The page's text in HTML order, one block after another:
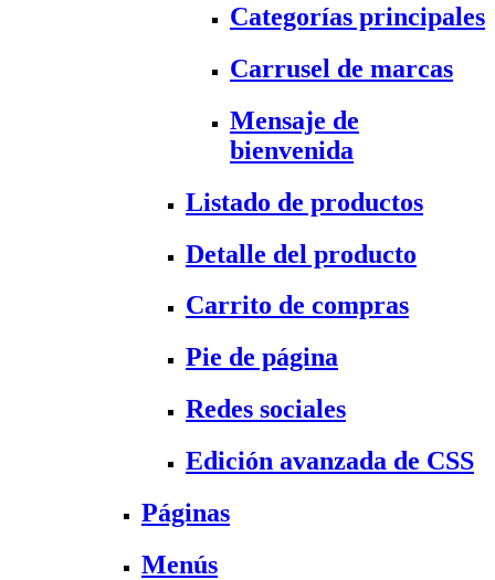
Categorías principales
Carrusel de marcas
Mensaje de
bienvenida
Listado de productos
Detalle del producto
Carrito de compras
Pie de página
Redes sociales
Edición avanzada de CSS
Páginas
Menús